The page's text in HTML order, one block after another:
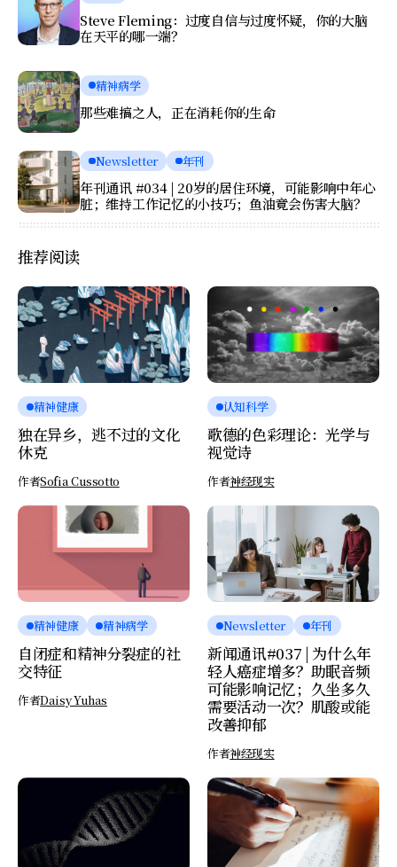
Steve Fleming：过度自信与过度怀疑，你的大脑
在天平的哪一端？
精神病学
那些难搞之人，正在消耗你的生命
Newsletter 年刊
年刊通讯 #034 | 20岁的居住环境，可能影响中年心
脏；维持工作记忆的小技巧；鱼油竟会伤害大脑？
推荐阅读
精神健康
独在异乡，逃不过的文化
休克
作者Sofia Cussotto
认知科学
歌德的色彩理论：光学与
视觉诗
作者神经现实
精神健康 精神病学
自闭症和精神分裂症的社
交特征
作者Daisy Yuhas
Newsletter 年刊
新闻通讯#037 | 为什么年
轻人癌症增多？助眠音频
可能影响记忆；久坐多久
需要活动一次？肌酸或能
改善抑郁
作者神经现实